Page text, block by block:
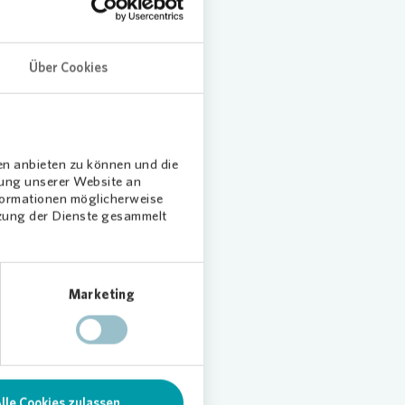
Über Cookies
anbieten zu können und die
unserer Website an
möglicherweise
der Dienste gesammelt
Marketing
vom